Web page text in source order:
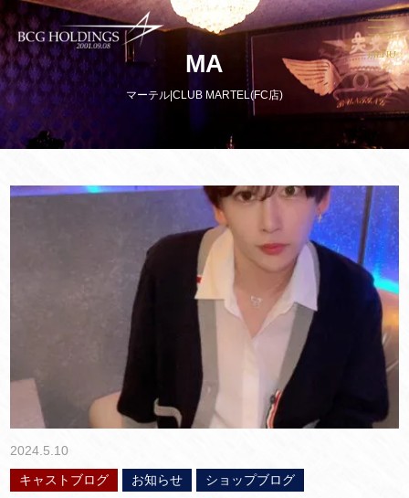
MENU
MA
マーテル|CLUB MARTEL(FC店)
2024.5.10
キャストブログ
お知らせ
ショップブログ